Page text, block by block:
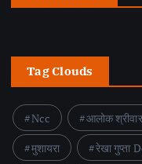
Tag Clouds
Ncc आलोक
मुशायरा
रेखा गुप्ता